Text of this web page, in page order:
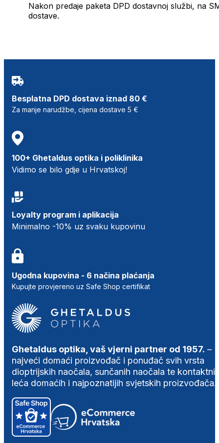
Nakon predaje paketa DPD dostavnoj službi, na
dostave.
Besplatna DPD dostava iznad 80 €
Za manje narudžbe, cijena dostave 5 €
100+ Ghetaldus optika i poliklinika
Vidimo se bilo gdje u Hrvatskoj!
Loyalty program i aplikacija
Minimalno -10% uz svaku kupovinu
Ugodna kupovina - 6 načina plaćanja
Kupujte provjereno uz Safe Shop certifikat
Ghetaldus optika, vaš vjerni partner od 1957. –
najveći domaći proizvođač i ponuđač svih vrsta
dioptrijskih naočala, sunčanih naočala te
leća domaćih i najpoznatijih svjetskih proizvođača.